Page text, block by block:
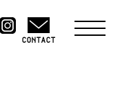
CONTACT